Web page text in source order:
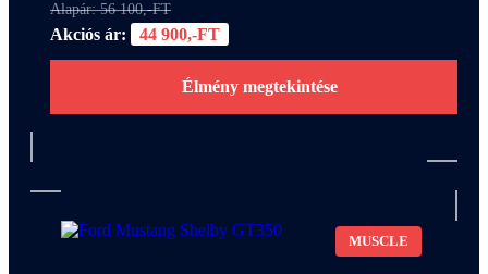
Alapár: 56 100,-FT
Akciós ár: 44 900,-FT
Élmény megtekintése
MUSCLE